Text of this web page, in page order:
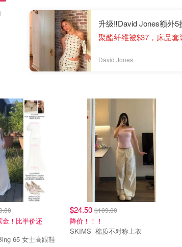
升级‼David Jones额外
聚酯纤维被$37，床品套
David Jones
金！比半价还
Choo Bing 65 女士高跟鞋
$24.50$109.00
降价！！！
SKIMS 棉质不对称上衣